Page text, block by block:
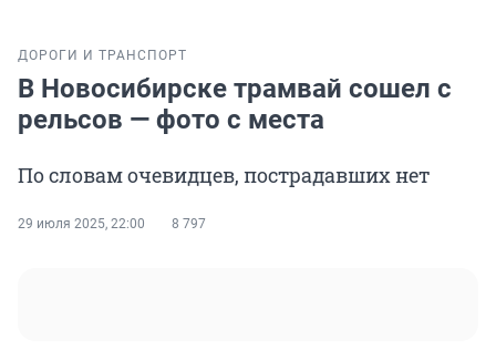
ДОРОГИ И ТРАНСПОРТ
В Новосибирске трамвай сошел с
рельсов — фото с места
По словам очевидцев, пострадавших нет
29 июля 2025, 22:00 8 797